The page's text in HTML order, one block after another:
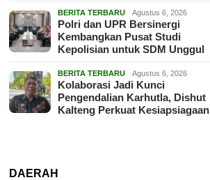
BERITA TERBARU Agustus 6, 2026
Polri dan UPR Bersinergi
Kembangkan Pusat Studi
Kepolisian untuk SDM Unggul
BERITA TERBARU Agustus 6, 2026
Kolaborasi Jadi Kunci
Pengendalian Karhutla, Dishut
Kalteng Perkuat Kesiapsiagaan
DAERAH